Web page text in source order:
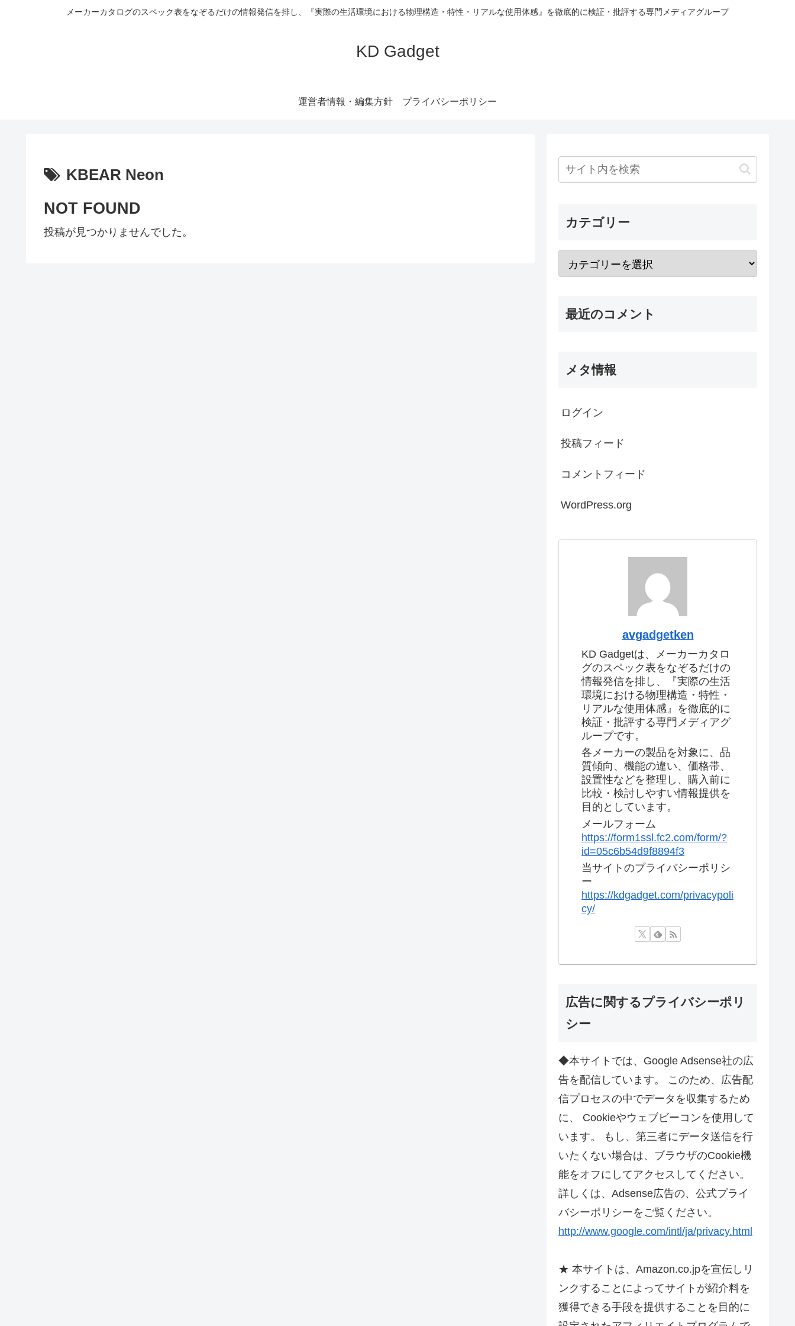
メーカーカタログのスペック表をなぞるだけの情報発信を排し、『実際の生活環境における物理構造・特性・リアルな使用体感』を徹底的に検証・批評する専門メディアグループ
KD Gadget
運営者情報・編集方針 プライバシーポリシー
KBEAR Neon
NOT FOUND
投稿が見つかりませんでした。
カテゴリー
最近のコメント
メタ情報
ログイン
投稿フィード
コメントフィード
WordPress.org
avgadgetken
KD Gadgetは、メーカーカタロ
グのスペック表をなぞるだけの
情報発信を排し、『実際の生活
環境における物理構造・特性・
リアルな使用体感』を徹底的に
検証・批評する専門メディアグ
ループです。
各メーカーの製品を対象に、品
質傾向、機能の違い、価格帯、
設置性などを整理し、購入前に
比較・検討しやすい情報提供を
目的としています。
メールフォーム
https://form1ssl.fc2.com/form/?
id=05c6b54d9f8894f3
当サイトのプライバシーポリシ
ー
https://kdgadget.com/privacypoli
cy/
広告に関するプライバシーポリ
シー
◆本サイトでは、Google Adsense社の広
告を配信しています。 このため、広告配
信プロセスの中でデータを収集するため
に、 Cookieやウェブビーコンを使用して
います。 もし、第三者にデータ送信を行
いたくない場合は、ブラウザのCookie機
能をオフにしてアクセスしてください。
詳しくは、Adsense広告の、公式プライ
バシーポリシーをご覧ください。
http://www.google.com/intl/ja/privacy.html
★ 本サイトは、Amazon.co.jpを宣伝しリ
ンクすることによってサイトが紹介料を
獲得できる手段を提供することを目的に